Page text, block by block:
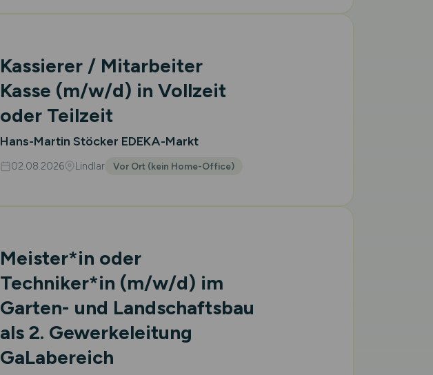
Kassierer / Mitarbeiter
Kasse (m/w/d) in Vollzeit
oder Teilzeit
Hans-Martin Stöcker EDEKA-Markt
02.08.2026 Lindlar Vor Ort (kein Home-Office)
Meister*in oder
Techniker*in (m/w/d) im
Garten- und Landschaftsbau
als 2. Gewerkeleitung
GaLabereich